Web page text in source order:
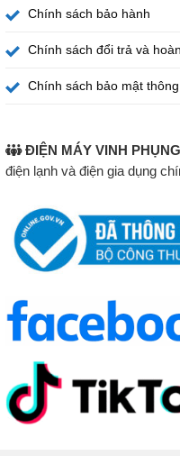
Chính sách bảo hành
Chính sách đổi trả và
Chính sách bảo mật
ĐIỆN MÁY VINH PHỤNG
điện lạnh và điện gia dụng